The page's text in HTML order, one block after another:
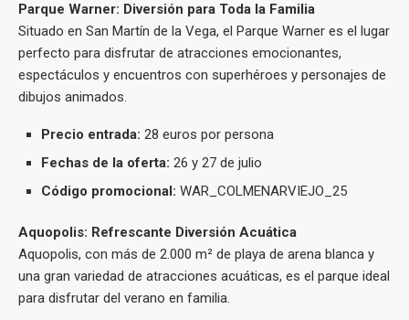
Parque Warner: Diversión para Toda la Familia
Situado en San Martín de la Vega, el Parque Warner es el lugar
perfecto para disfrutar de atracciones emocionantes,
espectáculos y encuentros con superhéroes y personajes de
dibujos animados.
Precio entrada: 28 euros por persona
Fechas de la oferta: 26 y 27 de julio
Código promocional: WAR_COLMENARVIEJO_25
Aquopolis: Refrescante Diversión Acuática
Aquopolis, con más de 2.000 m² de playa de arena blanca y
una gran variedad de atracciones acuáticas, es el parque ideal
para disfrutar del verano en familia.